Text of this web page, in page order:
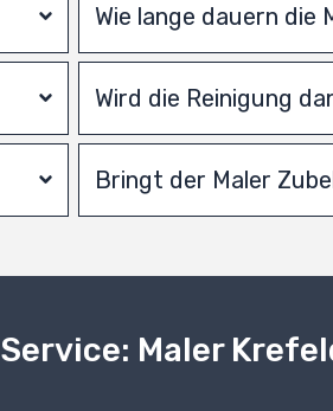
Wie lange dauern die
Wird die Reinigung
Bringt der Maler
Maler